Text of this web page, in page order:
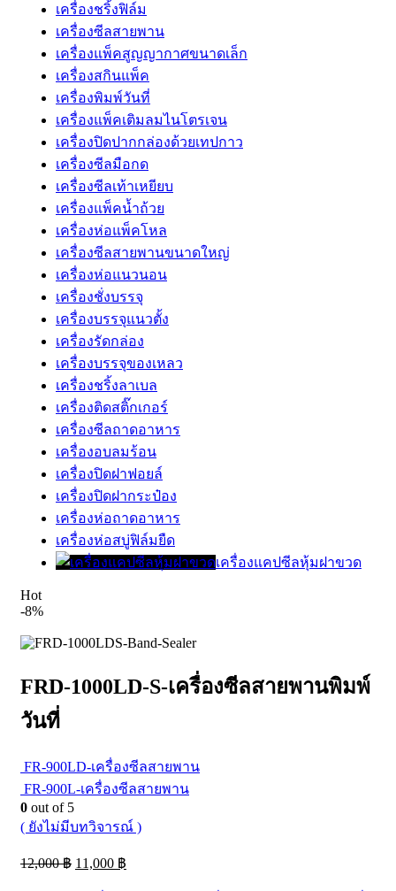
เครื่องชริ้งฟิล์ม
เครื่องซีลสายพาน
เครื่องแพ็คสูญญากาศขนาดเล็ก
เครื่องสกินแพ็ค
เครื่องพิมพ์วันที่
เครื่องแพ็คเติมลมไนโตรเจน
เครื่องปิดปากกล่องด้วยเทปกาว
เครื่องซีลมือกด
เครื่องซีลเท้าเหยียบ
เครื่องแพ็คน้ำถ้วย
เครื่องห่อแพ็คโหล
เครื่องซีลสายพานขนาดใหญ่
เครื่องห่อแนวนอน
เครื่องชั่งบรรจุ
เครื่องบรรจุแนวตั้ง
เครื่องรัดกล่อง
เครื่องบรรจุของเหลว
เครื่องชริ้งลาเบล
เครื่องติดสติ๊กเกอร์
เครื่องซีลถาดอาหาร
เครื่องอบลมร้อน
เครื่องปิดฝาฟอยล์
เครื่องปิดฝากระป๋อง
เครื่องห่อถาดอาหาร
เครื่องห่อสบู่ฟิล์มยืด
เครื่องแคปซีลหุ้มฝาขวด
Hot
-8%
FRD-1000LD-S-เครื่องซีลสายพานพิมพ์
วันที่
FR-900LD-เครื่องซีลสายพาน
FR-900L-เครื่องซีลสายพาน
0 out of 5
( ยังไม่มีบทวิจารณ์ )
12,000฿ 11,000 ฿